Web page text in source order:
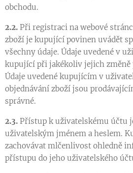
obchodu.
2.2. Při registraci na webové
zboží je kupující povinen uvádět
všechny údaje. Údaje uvedené v
kupující při jakékoliv jejich změně
Údaje uvedené kupujícím v
objednávání zboží jsou
správné.
2.3. Přístup k uživatelskému účtu
uživatelským jménem a heslem.
zachovávat mlčenlivost ohledně
přístupu do jeho uživatelského